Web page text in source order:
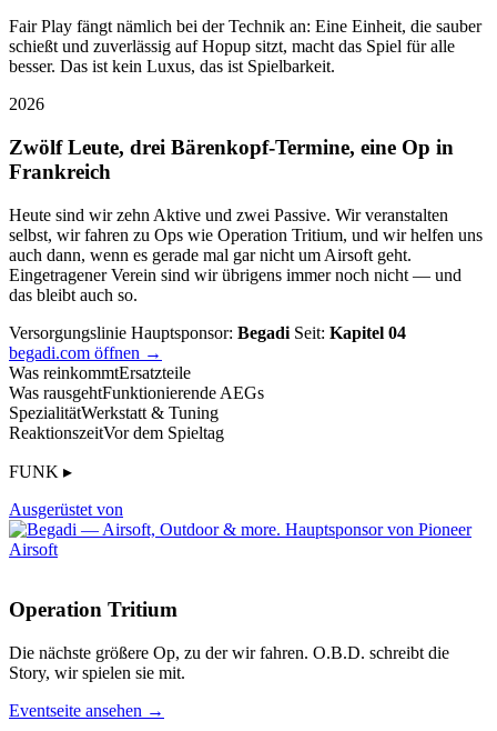
Fair Play fängt nämlich bei der Technik an: Eine Einheit, die sauber
schießt und zuverlässig auf Hopup sitzt, macht das Spiel für alle
besser. Das ist kein Luxus, das ist Spielbarkeit.
2026
Zwölf Leute, drei Bärenkopf-Termine, eine Op in
Frankreich
Heute sind wir zehn Aktive und zwei Passive. Wir veranstalten
selbst, wir fahren zu Ops wie Operation Tritium, und wir helfen uns
auch dann, wenn es gerade mal gar nicht um Airsoft geht.
Eingetragener Verein sind wir übrigens immer noch nicht — und
das bleibt auch so.
Versorgungslinie Hauptsponsor: Begadi Seit: Kapitel 04
begadi.com öffnen →
Was reinkommtErsatzteile
Was rausgehtFunktionierende AEGs
SpezialitätWerkstatt & Tuning
ReaktionszeitVor dem Spieltag
FUNK ▸
Ausgerüstet von
Operation Tritium
Die nächste größere Op, zu der wir fahren. O.B.D. schreibt die
Story, wir spielen sie mit.
Eventseite ansehen →